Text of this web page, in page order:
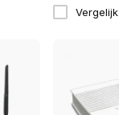
Vergelijk